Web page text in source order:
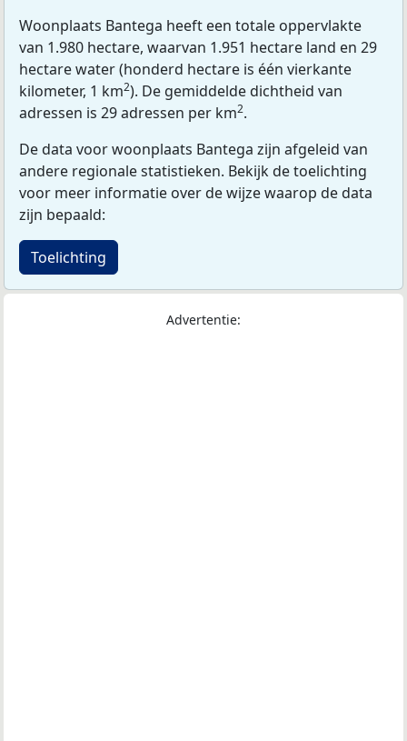
Woonplaats Bantega heeft een totale oppervlakte
van 1.980 hectare, waarvan 1.951 hectare land en 29
hectare water (honderd hectare is één vierkante
kilometer, 1 km2). De gemiddelde dichtheid van
adressen is 29 adressen per km2.
De data voor woonplaats Bantega zijn afgeleid van
andere regionale statistieken. Bekijk de toelichting
voor meer informatie over de wijze waarop de data
zijn bepaald:
Toelichting
Advertentie: